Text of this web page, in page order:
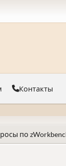
Контакты
по